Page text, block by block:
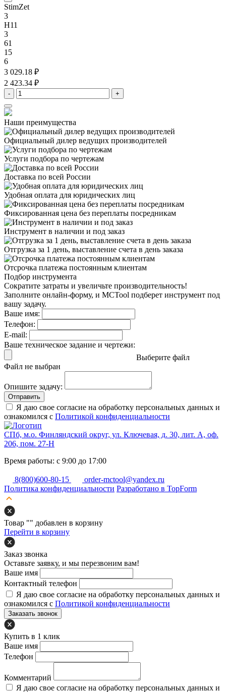
StimZet
3
H11
3
61
15
6
3 029.18 ₽
2 423.34 ₽
- +
Наши преимущества
Официальный дилер ведущих производителей
Услуги подбора по чертежам
Доставка по всей России
Удобная оплата для юридических лиц
Фиксированная цена без переплаты посредникам
Инструмент в наличии и под заказ
Отгрузка за 1 день, выставление счета в день заказа
Отсрочка платежа постоянным клиентам
Подбор инструмента
Сократите затраты и увеличьте производительность!
Заполните онлайн-форму, и MCTool подберет инструмент под
вашу задачу.
Ваше имя:
Телефон:
E-mail:
Ваше техническое задание и чертежи:
Выберите файл
Файл не выбран
Опишите задачу:
Отправить
Я даю свое согласие на обработку персональных данных и
ознакомился с Политикой конфиденциальности
СПб, м.о. Финляндский округ, ул. Ключевая, д. 30, лит. А, оф.
206, пом. 27-Н
Время работы: с 9:00 до 17:00
8(800)600-80-15
order-mctool@yandex.ru
Политика конфиденциальности Разработано в TopForm
Товар "" добавлен в корзину
Перейти в корзину
Заказ звонка
Оставьте заявку, и мы перезвоним вам!
Ваше имя
Контактный телефон
Я даю свое согласие на обработку персональных данных и
ознакомился с Политикой конфиденциальности
Заказать звонок
Купить в 1 клик
Ваше имя
Телефон
Комментарий
Я даю свое согласие на обработку персональных данных и